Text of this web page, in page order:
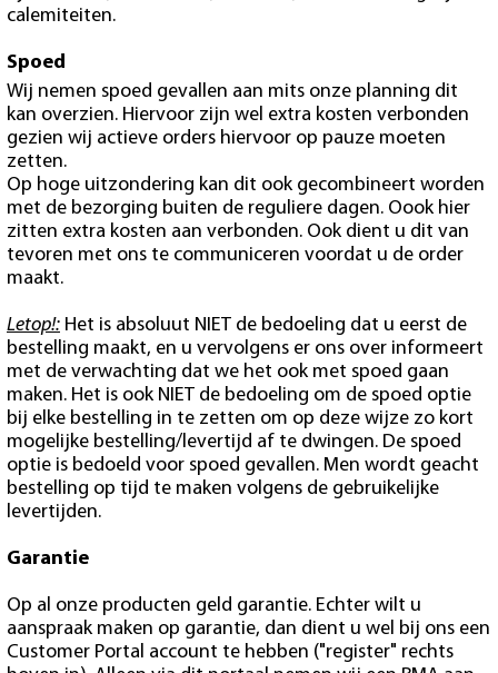
calemiteiten.
Spoed
Wij nemen spoed gevallen aan mits onze planning dit
kan overzien. Hiervoor zijn wel extra kosten verbonden
gezien wij actieve orders hiervoor op pauze moeten
zetten.
Op hoge uitzondering kan dit ook gecombineert worden
met de bezorging buiten de reguliere dagen. Oook hier
zitten extra kosten aan verbonden. Ook dient u dit van
tevoren met ons te communiceren voordat u de order
maakt.
Letop!: Het is absoluut NIET de bedoeling dat u eerst de
bestelling maakt, en u vervolgens er ons over informeert
met de verwachting dat we het ook met spoed gaan
maken. Het is ook NIET de bedoeling om de spoed optie
bij elke bestelling in te zetten om op deze wijze zo kort
mogelijke bestelling/levertijd af te dwingen. De spoed
optie is bedoeld voor spoed gevallen. Men wordt geacht
bestelling op tijd te maken volgens de gebruikelijke
levertijden.
Garantie
Op al onze producten geld garantie. Echter wilt u
aanspraak maken op garantie, dan dient u wel bij ons een
Customer Portal account te hebben ("register" rechts